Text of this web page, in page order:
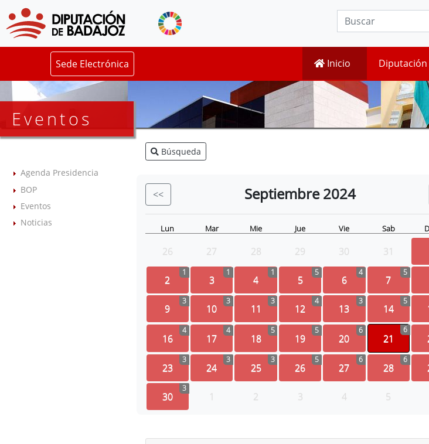
Sede Electrónica Inicio Diputación
Eventos
Agenda Presidencia
BOP
Eventos
Noticias
Búsqueda
<< Septiembre 2024
Lun Mar Mie Jue Vie Sab
26 27 28 29 30 31
2
1
3
1
4
1
5
5
6
4
7
5
9
3
10
3
11
3
12
4
13
3
14
5
16
4
17
4
18
5
19
5
20
6
21
6
23
3
24
3
25
3
26
5
27
6
28
6
30
3
1 2 3 4 5